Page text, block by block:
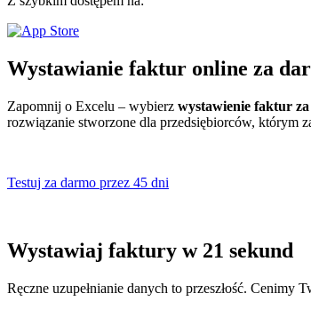
Wystawianie faktur online za
Zapomnij o Excelu – wybierz wystawienie faktur
rozwiązanie stworzone dla przedsiębiorców, którym
Testuj za darmo przez 45 dni
Wystawiaj faktury w 21 sekund
Ręczne uzupełnianie danych to przeszłość. Cenimy